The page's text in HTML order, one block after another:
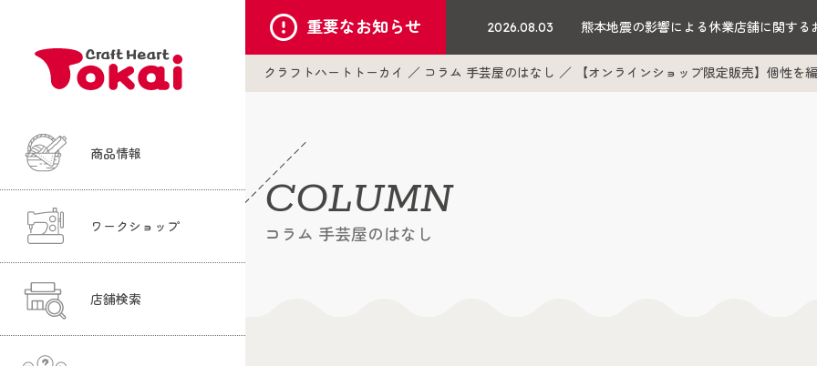
商品情報
ワークショップ
店舗検索
重要なお知らせ 2026.08.03 熊本地震の影響による休業店舗に関する
クラフトハートトーカイ コラム 手芸屋のはなし 【オンラインショップ限定販売】個性
COLUMN
コラム 手芸屋のはなし